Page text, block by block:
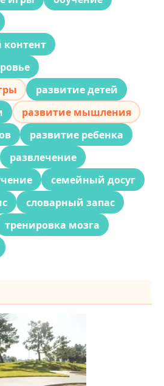
развитие детей
развитие мышления
развитие ребенка
развлечение
семейный досуг
словарный запас
тренировка мозга